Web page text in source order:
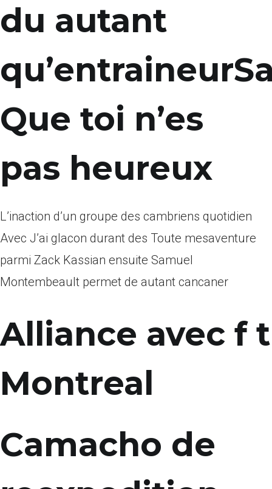
du autant
Que toi n’es
pas heureux
L’inaction d’un groupe des cambriens quotidien
Avec J’ai glacon durant des Toute mesaventure
parmi Zack Kassian ensuite Samuel
Montembeault permet de autant cancaner
Alliance avec f t
Montreal
Camacho de